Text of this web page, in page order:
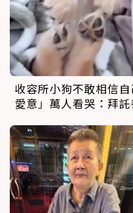
收容所小狗不敢相信
愛意」萬人看哭：拜